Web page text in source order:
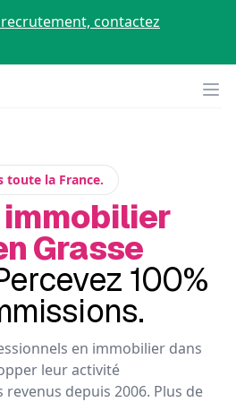
contactez
toute la France.
immobilier
Grasse
100%
en immobilier dans
leur activité
depuis 2006. Plus de